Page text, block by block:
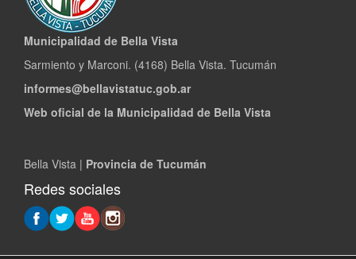
Municipalidad de Bella Vista
Sarmiento y Marconi. (4168) Bella Vista. Tucumán
informes@bellavistatuc.gob.ar
Web oficial de la Municipalidad de Bella Vista
Bella Vista | Provincia de Tucumán
Redes sociales